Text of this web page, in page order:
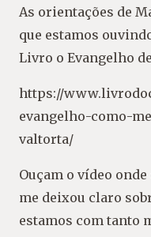
As orientações de
que estamos
Livro o Evangelho
https://
evangelho-como-
valtorta/
Ouçam o vídeo
me deixou claro
estamos com tanto